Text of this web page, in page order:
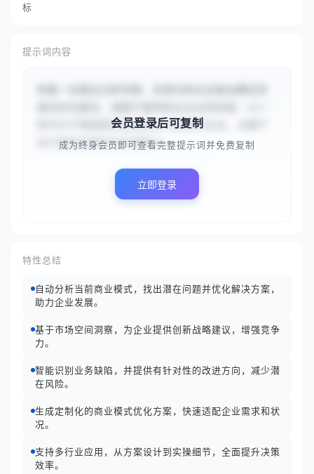
标
提示词内容
家专注于智能家居设备研发与销售的企业，主要产
品为智能音箱和安防摄像头，...
会员登录后可复制
成为终身会员即可查看完整提示词并免费复制
立即登录
特性总结
自动分析当前商业模式，找出潜在问题并优化解决方案，
助力企业发展。
基于市场空间洞察，为企业提供创新战略建议，增强竞争
力。
智能识别业务缺陷，并提供有针对性的改进方向，减少潜
在风险。
生成定制化的商业模式优化方案，快速适配企业需求和状
况。
支持多行业应用，从方案设计到实操细节，全面提升决策
效率。